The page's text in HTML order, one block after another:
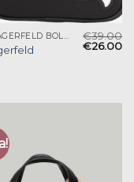
KARL LAGERFELD BOLSOS €39.00
€26.00